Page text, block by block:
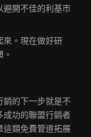
避開不佳的利基市
來。現在做好研
銷的下一步就是不
成功的聯盟行銷者
這類免費管道拓展